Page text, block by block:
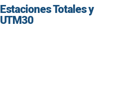
Totales y